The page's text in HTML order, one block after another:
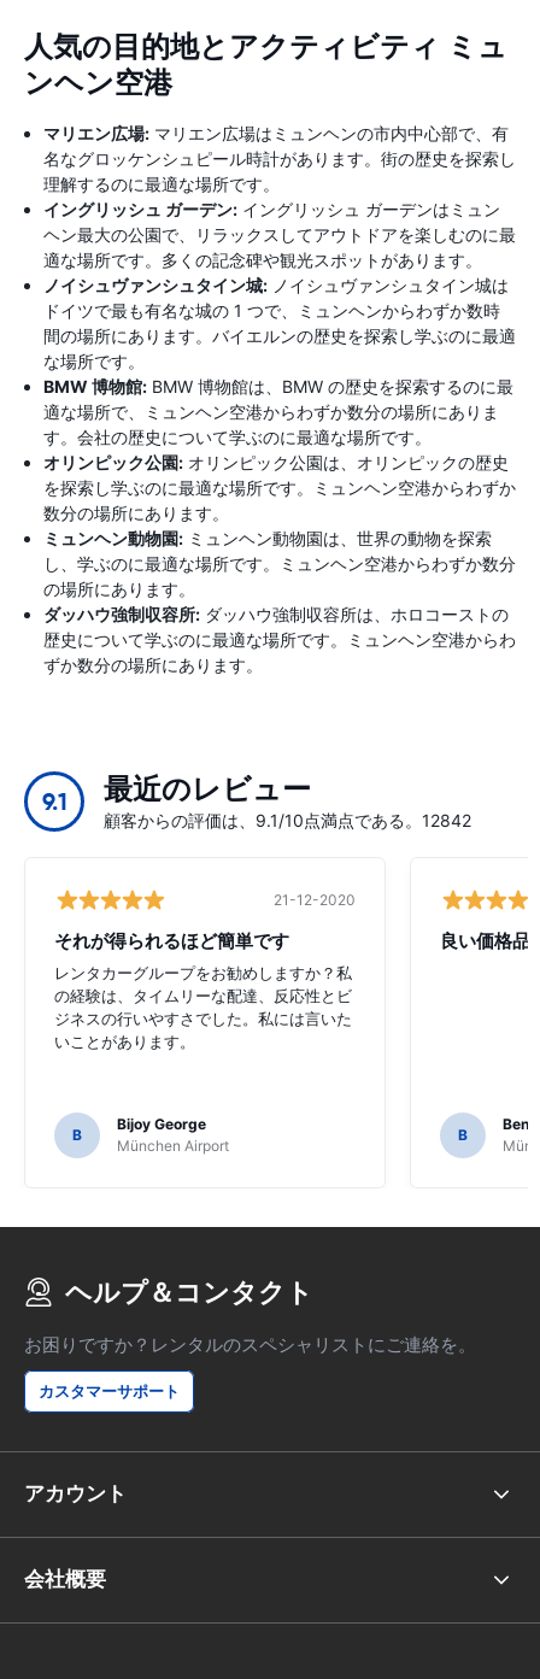
人気の目的地とアクティビティ ミュ
ンヘン空港
マリエン広場: マリエン広場はミュンヘンの市内中心部で、有
名なグロッケンシュピール時計があります。街の歴史を探索し
理解するのに最適な場所です。
イングリッシュ ガーデン: イングリッシュ ガーデンはミュン
ヘン最大の公園で、リラックスしてアウトドアを楽しむのに最
適な場所です。多くの記念碑や観光スポットがあります。
ノイシュヴァンシュタイン城: ノイシュヴァンシュタイン城は
ドイツで最も有名な城の 1 つで、ミュンヘンからわずか数時
間の場所にあります。バイエルンの歴史を探索し学ぶのに最適
な場所です。
BMW 博物館: BMW 博物館は、BMW の歴史を探索するのに最
適な場所で、ミュンヘン空港からわずか数分の場所にありま
す。会社の歴史について学ぶのに最適な場所です。
オリンピック公園: オリンピック公園は、オリンピックの歴史
を探索し学ぶのに最適な場所です。ミュンヘン空港からわずか
数分の場所にあります。
ミュンヘン動物園: ミュンヘン動物園は、世界の動物を探索
し、学ぶのに最適な場所です。ミュンヘン空港からわずか数分
の場所にあります。
ダッハウ強制収容所: ダッハウ強制収容所は、ホロコーストの
歴史について学ぶのに最適な場所です。ミュンヘン空港からわ
ずか数分の場所にあります。
9.1 最近のレビュー
顧客からの評価は、9.1/10点満点である。12842
21-12-2020
それが得られるほど簡単です
レンタカーグループをお勧めしますか？私
の経験は、タイムリーな配達、反応性とビ
ジネスの行いやすさでした。私には言いた
いことがあります。
B
Bijoy George
München Airport
良い価格品
B
ヘルプ＆コンタクト
お困りですか？レンタルのスペシャリストにご連絡を。
カスタマーサポート
アカウント
会社概要